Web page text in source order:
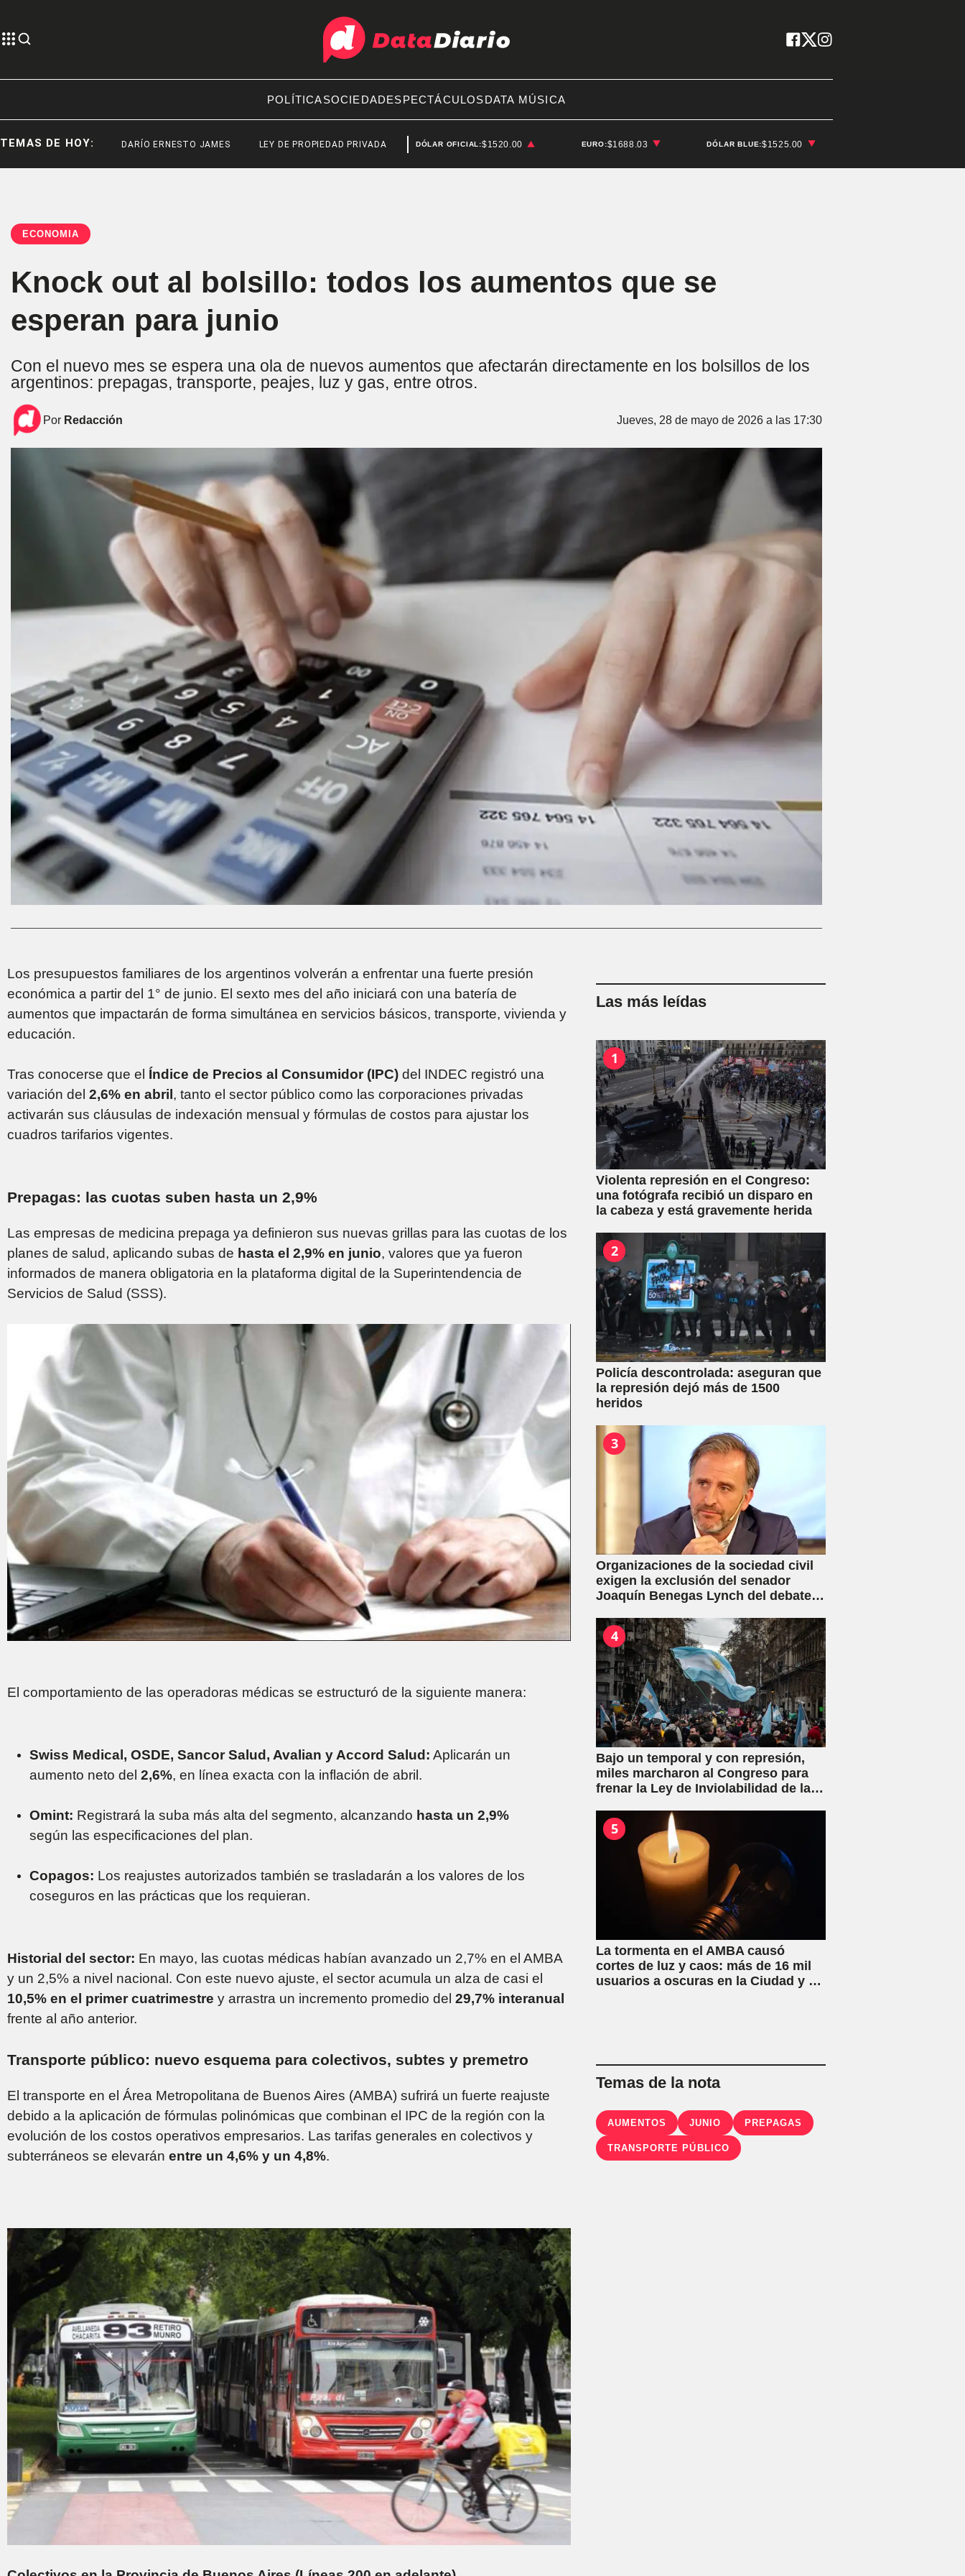
POLÍTICASOCIEDADESPECTÁCULOSDATA MÚSICA
TEMAS DE HOY:DARÍO ERNESTO JAMES LEY DE PROPIEDAD PRIVADA BRENDAN FRASER
DÓLAR OFICIAL:$1520.00 EURO:$1688.03 DÓLAR BLUE:$1525.00
ECONOMÍA
Knock out al bolsillo: todos los aumentos que se
esperan para junio
Con el nuevo mes se espera una ola de nuevos aumentos que afectarán directamente en los bolsillos de los
argentinos: prepagas, transporte, peajes, luz y gas, entre otros.
Por Redacción Jueves, 28 de mayo de 2026 a las 17:30
Los presupuestos familiares de los argentinos volverán a enfrentar una fuerte presión
económica a partir del 1° de junio. El sexto mes del año iniciará con una batería de
aumentos que impactarán de forma simultánea en servicios básicos, transporte, vivienda y
educación.
Tras conocerse que el Índice de Precios al Consumidor (IPC) del INDEC registró una
variación del 2,6% en abril , tanto el sector público como las corporaciones privadas
activarán sus cláusulas de indexación mensual y fórmulas de costos para ajustar los
cuadros tarifarios vigentes.
Prepagas: las cuotas suben hasta un 2,9%
Las empresas de medicina prepaga ya definieron sus nuevas grillas para las cuotas de los
planes de salud, aplicando subas de hasta el 2,9% en junio, valores que ya fueron
informados de manera obligatoria en la plataforma digital de la Superintendencia de
Servicios de Salud (SSS).
El comportamiento de las operadoras médicas se estructuró de la siguiente manera:
Swiss Medical, OSDE, Sancor Salud, Avalian y Accord Salud: Aplicarán un
aumento neto del 2,6%, en línea exacta con la inflación de abril.
Omint: Registrará la suba más alta del segmento, alcanzando hasta un 2,9%
según las especificaciones del plan.
Copagos: Los reajustes autorizados también se trasladarán a los valores de los
coseguros en las prácticas que los requieran.
Historial del sector: En mayo, las cuotas médicas habían avanzado un 2,7% en el AMBA
y un 2,5% a nivel nacional. Con este nuevo ajuste, el sector acumula un alza de casi el
10,5% en el primer cuatrimestre y arrastra un incremento promedio del 29,7% interanual
frente al año anterior.
Transporte público: nuevo esquema para colectivos, subtes y premetro
El transporte en el Área Metropolitana de Buenos Aires (AMBA) sufrirá un fuerte reajuste
debido a la aplicación de fórmulas polinómicas que combinan el IPC de la región con la
evolución de los costos operativos empresarios. Las tarifas generales en colectivos y
subterráneos se elevarán entre un 4,6% y un 4,8%.
Las más leídas
1
Violenta represión en el Congreso:
una fotógrafa recibió un disparo en
la cabeza y está gravemente herida
2
Policía descontrolada: aseguran que
la represión dejó más de 1500
heridos
3
Organizaciones de la sociedad civil
exigen la exclusión del senador
Joaquín Benegas Lynch del debate
por conflicto de intereses
4
Bajo un temporal y con represión,
miles marcharon al Congreso para
frenar la Ley de Inviolabilidad de la
5
La tormenta en el AMBA causó
cortes de luz y caos: más de 16 mil
usuarios a oscuras en la Ciudad y el
Temas de la nota
AUMENTOS JUNIO PREPAGAS
TRANSPORTE PÚBLICO